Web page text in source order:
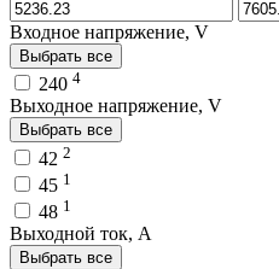
Входное напряжение, V
Выбрать все
240 4
Выходное напряжение, V
Выбрать все
42 2
45 1
48 1
Выходной ток, A
Выбрать все